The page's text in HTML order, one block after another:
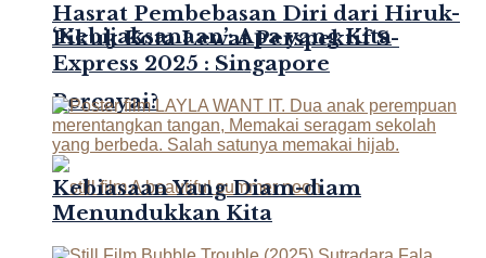
‘Kebijaksanaan’: Apa yang Kita
Percayai?
Hasrat Pembebasan Diri dari Hiruk-
Pikuk Kota Lewat Perspektif S-
Express 2025 : Singapore
Kebiasaan Yang Diam-diam
Menundukkan Kita